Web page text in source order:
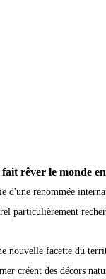
rêver le monde
d'une renommée
particulièrement
nouvelle facette du
créent des décors